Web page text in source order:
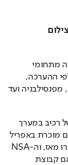
התקפת הסייבר עלולה לחזור על עצמה // צילום
מומחי ביטחון אומרים שמתקפת הסייבר חרגה מתחומי
בולטימור למקומות אחרים בארצות הברית. לפי ההערכה,
ההאקרים מתמקדים בערים ובאתרים פגיעים, מפנסילבניה ועד
ה-NSA סירבה בעבר לדון או להכיר באובדן של רכיב במערך
הסייבר ההתקפי, שנגנב על ידי קבוצת האקרים מוכרת באפריל
2017, המכונה "סוחרי הצללים". כמה שנים עברו מאז, וה-NSA
אם קבוצת